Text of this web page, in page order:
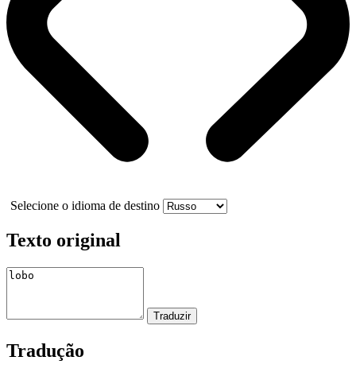
Selecione o idioma de destino
Texto original
Tradução